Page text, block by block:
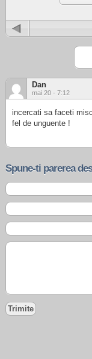
Dan
mai 20 - 7:12
incercati sa faceti
fel de unguente !
Spune-ti parerea